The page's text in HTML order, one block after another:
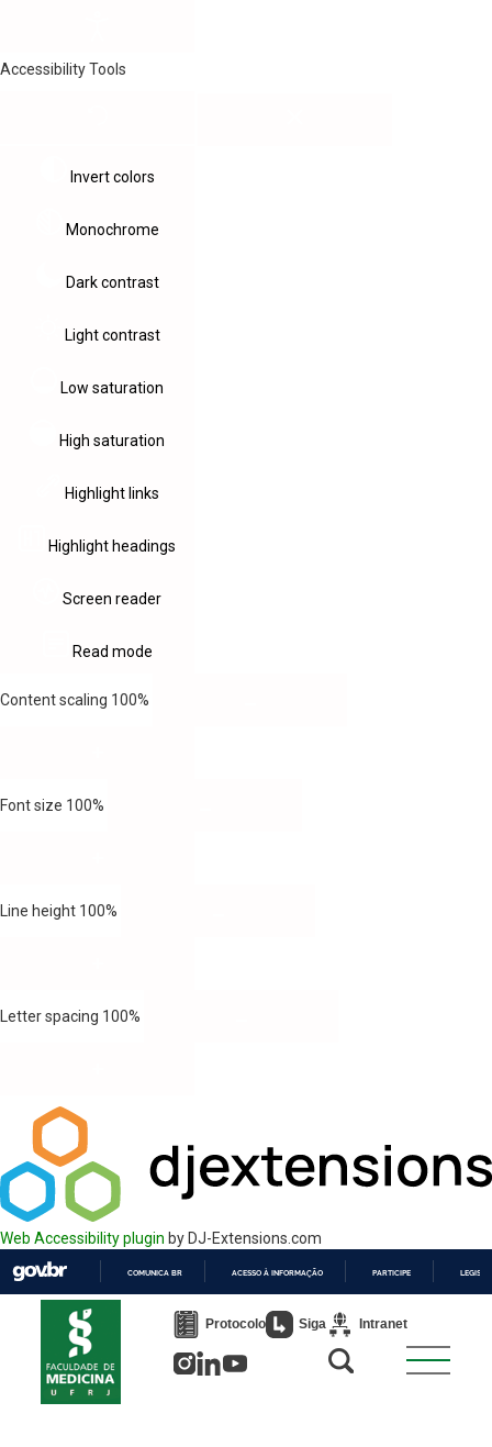
Accessibility Tools
Invert colors
Monochrome
Dark contrast
Light contrast
Low saturation
High saturation
Highlight links
Highlight headings
Screen reader
Read mode
Content scaling 100%
Font size 100%
Line height 100%
Letter spacing 100%
Web Accessibility plugin by DJ-Extensions.com
PARA
COMUNICA BR ACESSO À INFORMAÇÃO PARTICIPE
Protocolo Siga Intranet